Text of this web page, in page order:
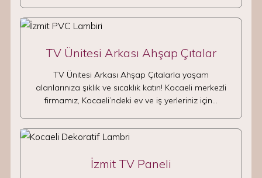
TV Ünitesi Arkası Ahşap Çıtalar
TV Ünitesi Arkası Ahşap Çıtalarla yaşam
alanlarınıza şıklık ve sıcaklık katın! Kocaeli merkezli
firmamız, Kocaeli’ndeki ev ve iş yerleriniz için…
İzmit TV Paneli